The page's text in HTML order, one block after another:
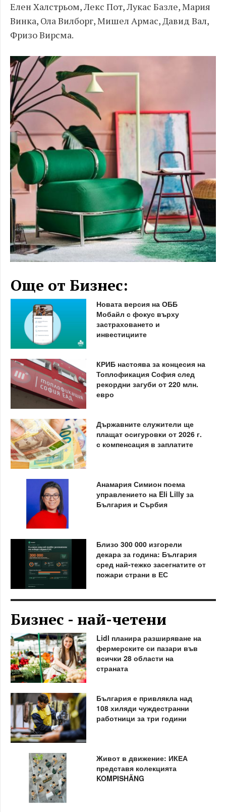
Елен Халстрьом, Лекс Пот, Лукас Базле, Мария
Винка, Ола Вилборг, Мишел Армас, Давид Вал,
Фризо Вирсма.
Още от Бизнес:
Новата версия на ОББ
Мобайл с фокус върху
застраховането и
инвестициите
КРИБ настоява за концесия на
Топлофикация София след
рекордни загуби от 220 млн.
евро
Държавните служители ще
плащат осигуровки от 2026 г.
с компенсация в заплатите
Анамария Симион поема
управлението на Eli Lilly за
България и Сърбия
Близо 300 000 изгорели
декара за година: България
сред най-тежко засегнатите от
пожари страни в ЕС
Бизнес - най-четени
Lidl планира разширяване на
фермерските си пазари във
всички 28 области на
страната
България е привлякла над
108 хиляди чуждестранни
работници за три години
Живот в движение: ИКЕА
представя колекцията
KOMPISHÄNG